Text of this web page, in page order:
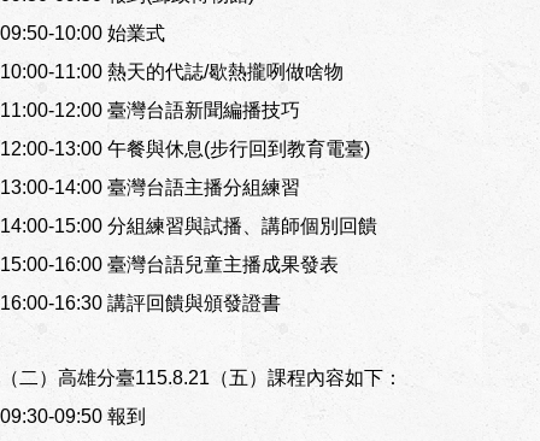
09:50-10:00 始業式
10:00-11:00 熱天的代誌/歇熱攏咧做啥物
11:00-12:00 臺灣台語新聞編播技巧
12:00-13:00 午餐與休息(步行回到教育電臺)
13:00-14:00 臺灣台語主播分組練習
14:00-15:00 分組練習與試播、講師個別回饋
15:00-16:00 臺灣台語兒童主播成果發表
16:00-16:30 講評回饋與頒發證書
（二）高雄分臺115.8.21（五）課程內容如下：
09:30-09:50 報到